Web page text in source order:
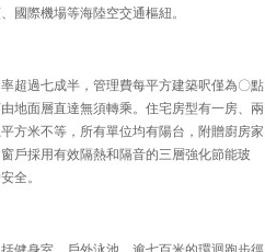
國際機場等海陸空交通樞紐。
超過七成半，管理費每平方建築呎僅為〇點
地面層直達無須轉乘。住宅房型有一房、兩
方米不等，所有單位均有陽台，附贈廚房家
戶採用有效隔熱和隔音的三層強化節能玻
全。